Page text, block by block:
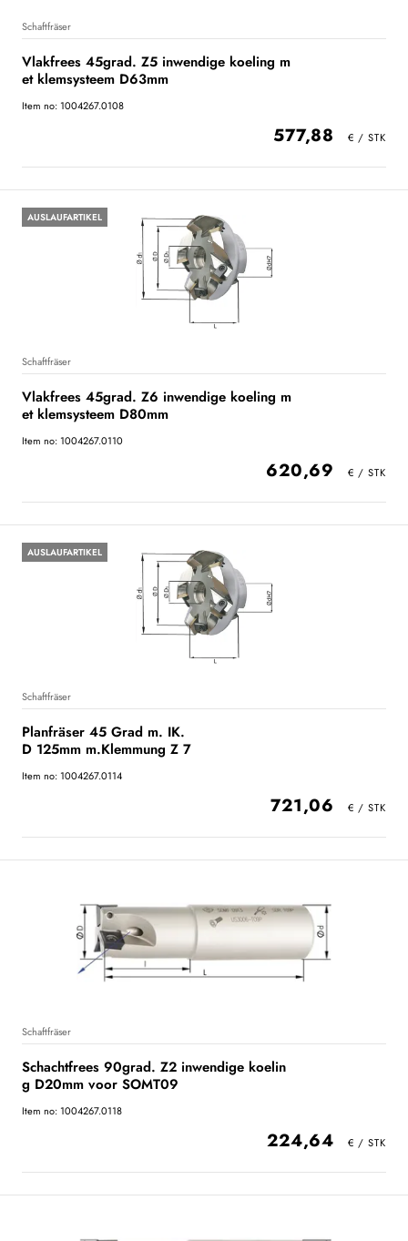
Schaftfräser
Vlakfrees 45grad. Z5 inwendige koeling m
et klemsysteem D63mm
Item no: 1004267.0108
577,88
AUSLAUFARTIKEL
Schaftfräser
Vlakfrees 45grad. Z6 inwendige koeling m
et klemsysteem D80mm
Item no: 1004267.0110
620,69
AUSLAUFARTIKEL
Schaftfräser
Planfräser 45 Grad m. IK.
D 125mm m.Klemmung Z 7
Item no: 1004267.0114
721,06
Schaftfräser
Schachtfrees 90grad. Z2 inwendige koelin
g D20mm voor SOMT09
Item no: 1004267.0118
224,64